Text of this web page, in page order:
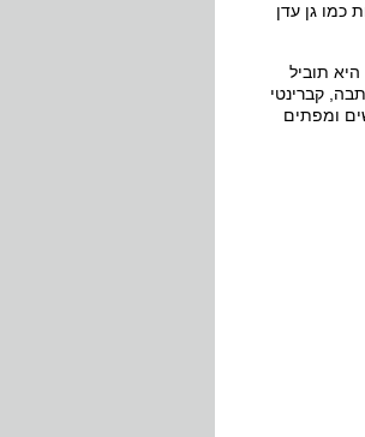
כמו גן עדן
תוביל
קברינטי
ומפתים